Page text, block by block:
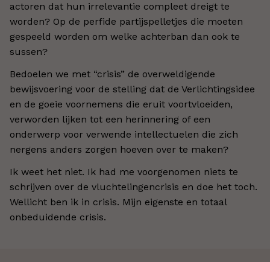
actoren dat hun irrelevantie compleet dreigt te
worden? Op de perfide partijspelletjes die moeten
gespeeld worden om welke achterban dan ook te
sussen?
Bedoelen we met “crisis” de overweldigende
bewijsvoering voor de stelling dat de Verlichtingsidee
en de goeie voornemens die eruit voortvloeiden,
verworden lijken tot een herinnering of een
onderwerp voor verwende intellectuelen die zich
nergens anders zorgen hoeven over te maken?
Ik weet het niet. Ik had me voorgenomen niets te
schrijven over de vluchtelingencrisis en doe het toch.
Wellicht ben ik in crisis. Mijn eigenste en totaal
onbeduidende crisis.